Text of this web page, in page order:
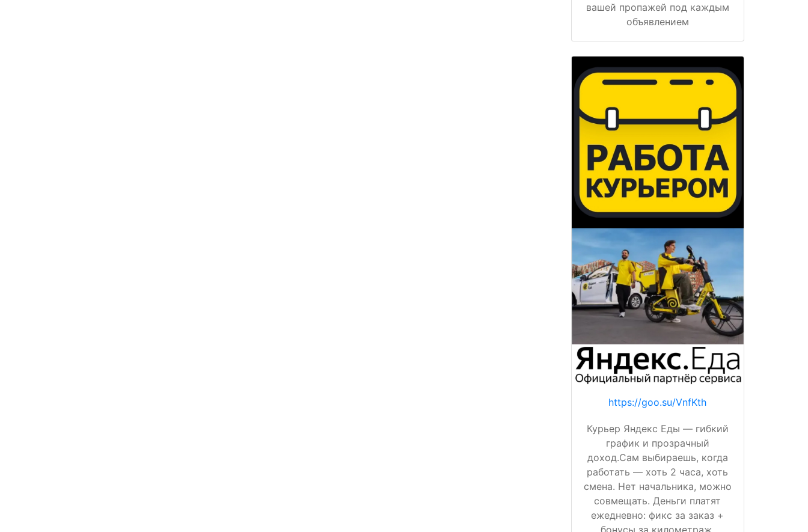
вашей пропажей под каждым
объявлением
https://goo.su/VnfKth
Курьер Яндекс Еды — гибкий
график и прозрачный
доход.Сам выбираешь, когда
работать — хоть 2 часа, хоть
смена. Нет начальника, можно
совмещать. Деньги платят
ежедневно: фикс за заказ +